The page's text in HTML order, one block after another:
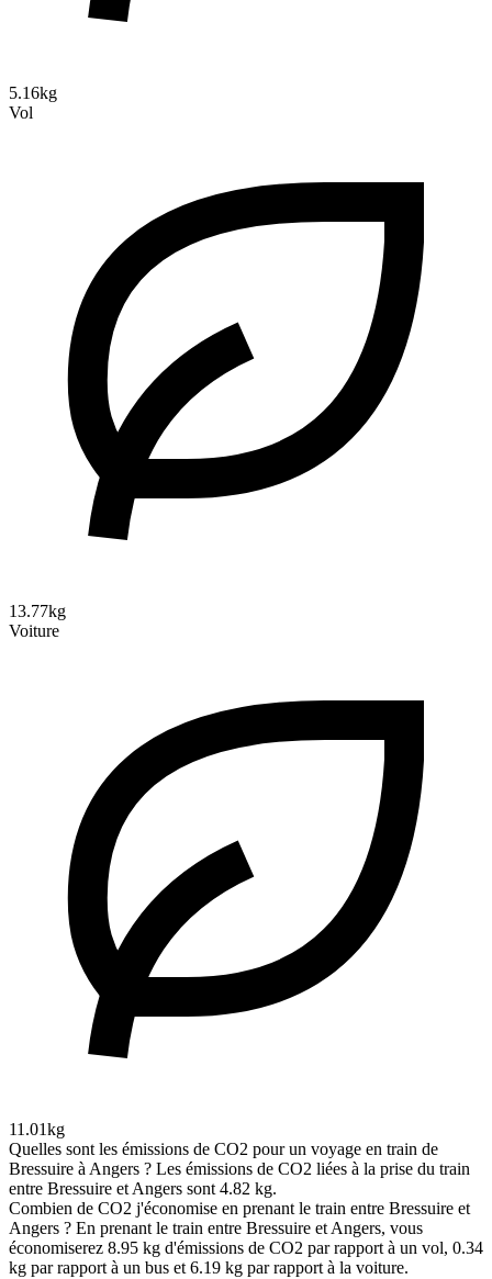
5.16kg
Vol
13.77kg
Voiture
11.01kg
Quelles sont les émissions de CO2 pour un voyage en train de
Bressuire à Angers ? Les émissions de CO2 liées à la prise du train
entre Bressuire et Angers sont 4.82 kg.
Combien de CO2 j'économise en prenant le train entre Bressuire et
Angers ? En prenant le train entre Bressuire et Angers, vous
économiserez 8.95 kg d'émissions de CO2 par rapport à un vol, 0.34
kg par rapport à un bus et 6.19 kg par rapport à la voiture.